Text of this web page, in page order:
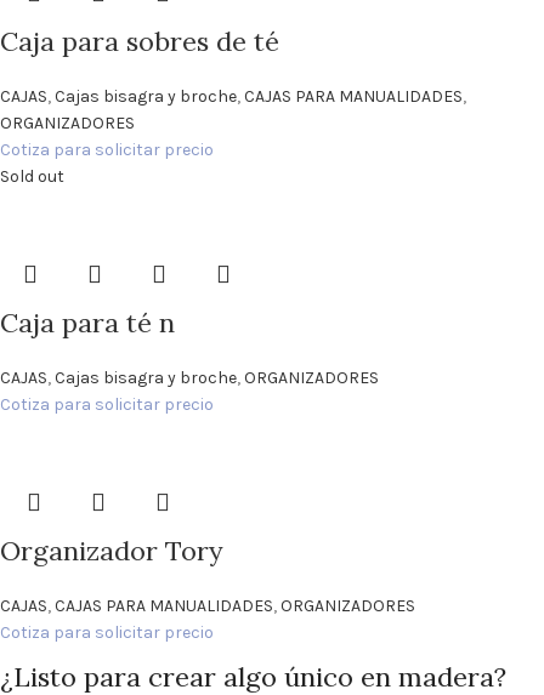
Caja para sobres de té
CAJAS,Cajas bisagra y broche,CAJAS PARA MANUALIDADES,
ORGANIZADORES
Cotiza para solicitar precio
Sold out
Caja para té n
CAJAS,Cajas bisagra y broche,ORGANIZADORES
Cotiza para solicitar precio
Organizador Tory
CAJAS,CAJAS PARA MANUALIDADES,ORGANIZADORES
Cotiza para solicitar precio
¿Listo para crear algo único en madera?